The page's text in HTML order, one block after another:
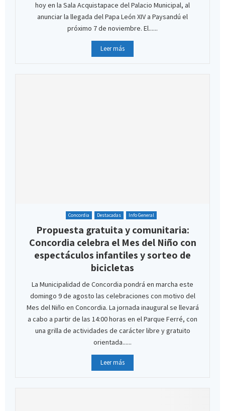
hoy en la Sala Acquistapace del Palacio Municipal, al
anunciar la llegada del Papa León XIV a Paysandú el
próximo 7 de noviembre. El......
Leer más
Concordia Destacadas Info General
Propuesta gratuita y comunitaria:
Concordia celebra el Mes del Niño con
espectáculos infantiles y sorteo de
bicicletas
La Municipalidad de Concordia pondrá en marcha este
domingo 9 de agosto las celebraciones con motivo del
Mes del Niño en Concordia. La jornada inaugural se llevará
a cabo a partir de las 14:00 horas en el Parque Ferré, con
una grilla de actividades de carácter libre y gratuito
orientada......
Leer más